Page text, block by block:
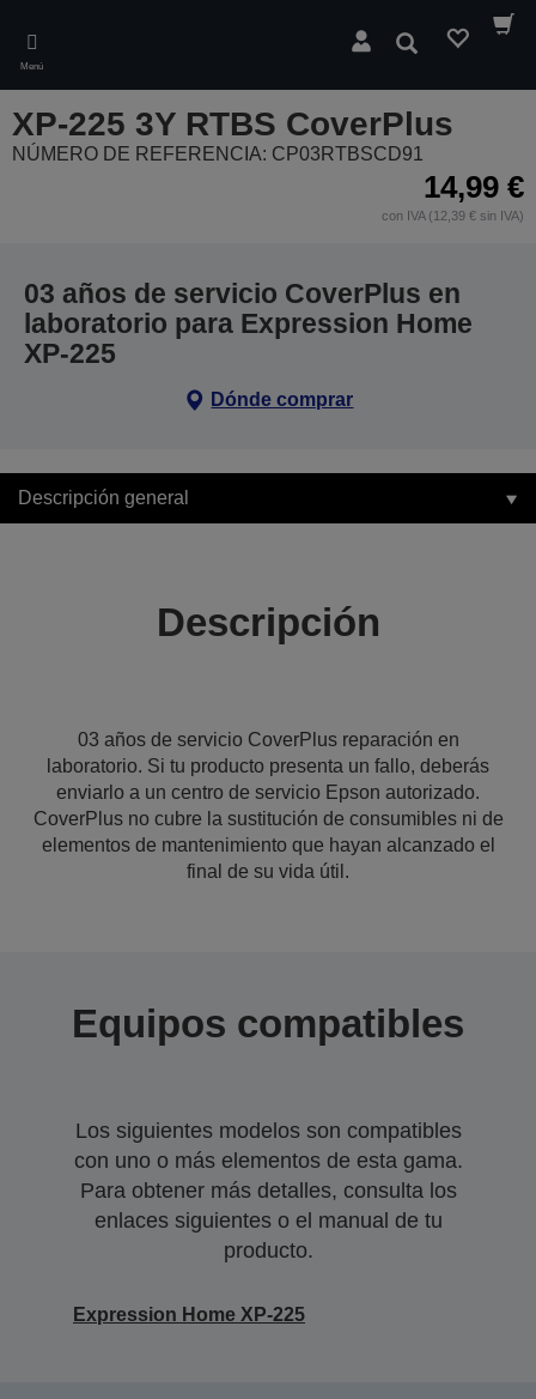
main
content
Menú
Buscar
XP-225 3Y RTBS CoverPlus
NÚMERO DE REFERENCIA: CP03RTBSCD91
14,99 €
con IVA (12,39 € sin IVA)
03 años de servicio CoverPlus en
laboratorio para Expression Home
XP-225
Dónde comprar
Descripción general
Descripción
03 años de servicio CoverPlus reparación en
laboratorio. Si tu producto presenta un fallo, deberás
enviarlo a un centro de servicio Epson autorizado.
CoverPlus no cubre la sustitución de consumibles ni de
elementos de mantenimiento que hayan alcanzado el
final de su vida útil.
Equipos compatibles
Los siguientes modelos son compatibles
con uno o más elementos de esta gama.
Para obtener más detalles, consulta los
enlaces siguientes o el manual de tu
producto.
Expression Home XP-225